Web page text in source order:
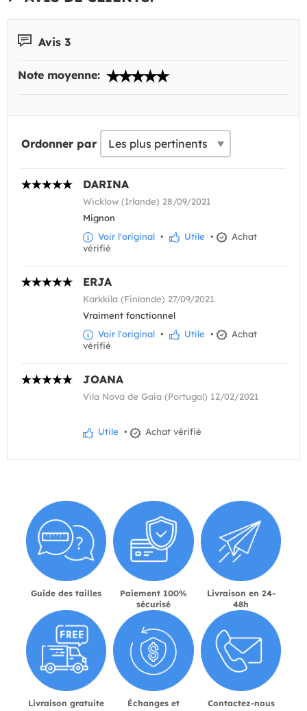
Avis 3
Note moyenne:
Ordonner par
DARINA
Wicklow (Irlande) 28/09/2021
Mignon
Voir l'original • Utile •
Achat
vérifié
ERJA
Karkkila (Finlande) 27/09/2021
Vraiment fonctionnel
Voir l'original • Utile •
Achat
vérifié
JOANA
Vila Nova de Gaia (Portugal) 12/02/2021
Utile • Achat vérifié
Guide des tailles
Paiement 100%
sécurisé
Livraison en 24-
48h
Livraison gratuite
Échanges et
Contactez-nous